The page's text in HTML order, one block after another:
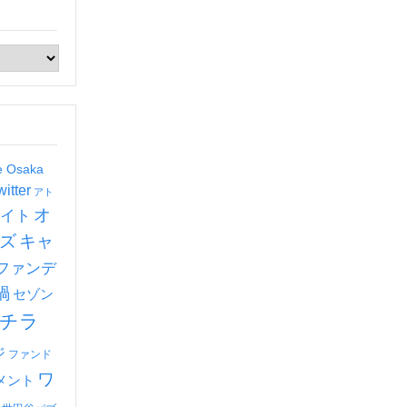
Osaka
アト
ト オ
キャ
ァンデ
セゾン
チラ
ファンド
ント ワ